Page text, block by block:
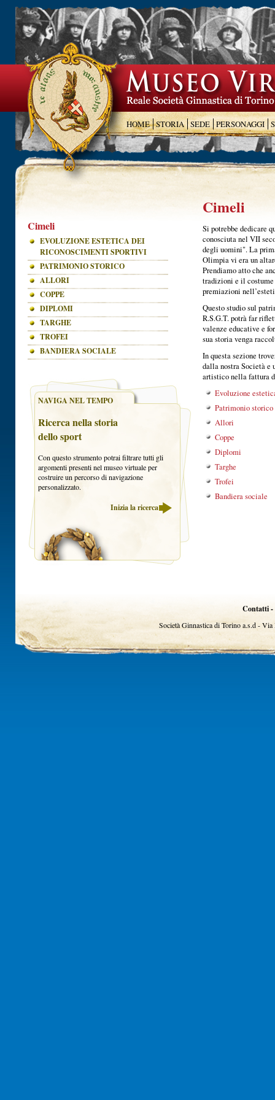
HOME STORIA SEDE PERSONAGGI
Cimeli
EVOLUZIONE ESTETICA DEI
RICONOSCIMENTI SPORTIVI
PATRIMONIO STORICO
ALLORI
COPPE
DIPLOMI
TARGHE
TROFEI
BANDIERA SOCIALE
NAVIGA NEL TEMPO
Ricerca nella storia
dello sport
Con questo strumento potrai filtrare tutti gli
argomenti presenti nel museo virtuale per
costruire un percorso di navigazione
personalizzato.
Inizia la ricerca
Cimeli
Si potrebbe dedicare
conosciuta nel VII
degli uomini". La
Olimpia vi era un
Prendiamo atto che
tradizioni e il
premiazioni
Questo studio sul
R.S.G.T. potrà far
valenze educative e
sua storia venga
In questa sezione
dalla nostra Società e
artistico nella fattura
Evoluzione
Patrimonio storico
Allori
Coppe
Diplomi
Targhe
Trofei
Bandiera sociale
Contatti -
Società Ginnastica di Torino a.s.d -